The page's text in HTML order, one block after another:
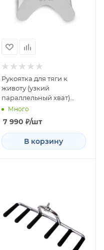
Рукоятка для тяги к
животу (узкий
параллельный хват)
алюминиевая
Много
7 990 ₽/шт
В корзину